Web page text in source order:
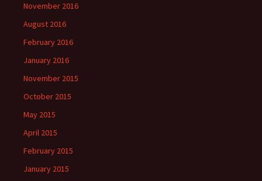
November 2016
August 2016
February 2016
January 2016
November 2015
October 2015
May 2015
April 2015
February 2015
January 2015